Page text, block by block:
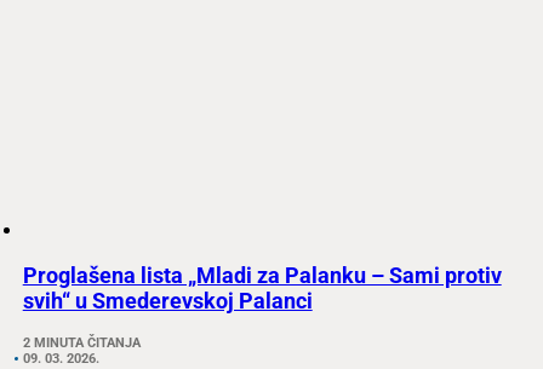
Proglašena lista „Mladi za Palanku – Sami protiv
svih“ u Smederevskoj Palanci
2 MINUTA ČITANJA
09. 03. 2026.